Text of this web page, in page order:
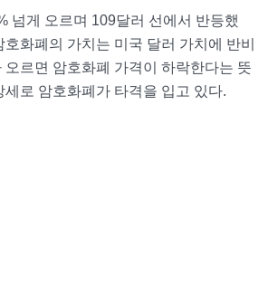
넘게 오르며 109달러 선에서 반등했
화폐의 가치는 미국 달러 가치에 반비
오르면 암호화폐 가격이 하락한다는 뜻
세로 암호화폐가 타격을 입고 있다.